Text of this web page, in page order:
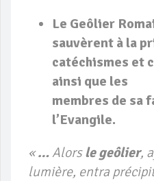
Le Geôlier
sauvèrent à la
catéchismes et
ainsi que les
membres de sa
l’Evangile.
«… Alorsle geôlier,
lumière, entra